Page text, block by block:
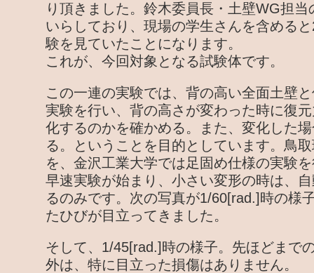
り頂きました。鈴木委員長・土壁WG担
いらしており、現場の学生さんを含める
験を見ていたことになります。
これが、今回対象となる試験体です。
この一連の実験では、背の高い全面土壁
実験を行い、背の高さが変わった時に復
化するのかを確かめる。また、変化した
る。ということを目的としています。鳥
を、金沢工業大学では足固め仕様の実験
早速実験が始まり、小さい変形の時は、
るのみです。次の写真が1/60[rad.]時の様
たひびが目立ってきました。
そして、1/45[rad.]時の様子。先ほどまで
外は、特に目立った損傷はありません。